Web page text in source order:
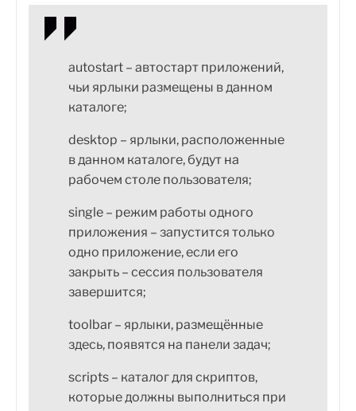
autostart – автостарт приложений,
чьи ярлыки размещены в данном
каталоге;
desktop – ярлыки, расположенные
в данном каталоге, будут на
рабочем столе пользователя;
single – режим работы одного
приложения – запустится только
одно приложение, если его
закрыть – сессия пользователя
завершится;
toolbar – ярлыки, размещённые
здесь, появятся на панели задач;
scripts – каталог для скриптов,
которые должны выполниться при